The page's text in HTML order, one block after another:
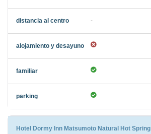
-
Hotel Dormy Inn Matsumoto Natural Hot Spring